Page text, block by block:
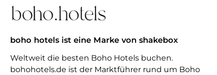
boho hotels ist eine Marke von shakebox
Weltweit die besten Boho Hotels buchen.
bohohotels.de ist der Marktführer rund um Boho